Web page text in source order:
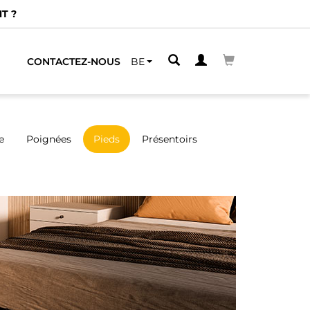
?
CONTACTEZ-NOUS BE
Poignées Pieds Présentoirs